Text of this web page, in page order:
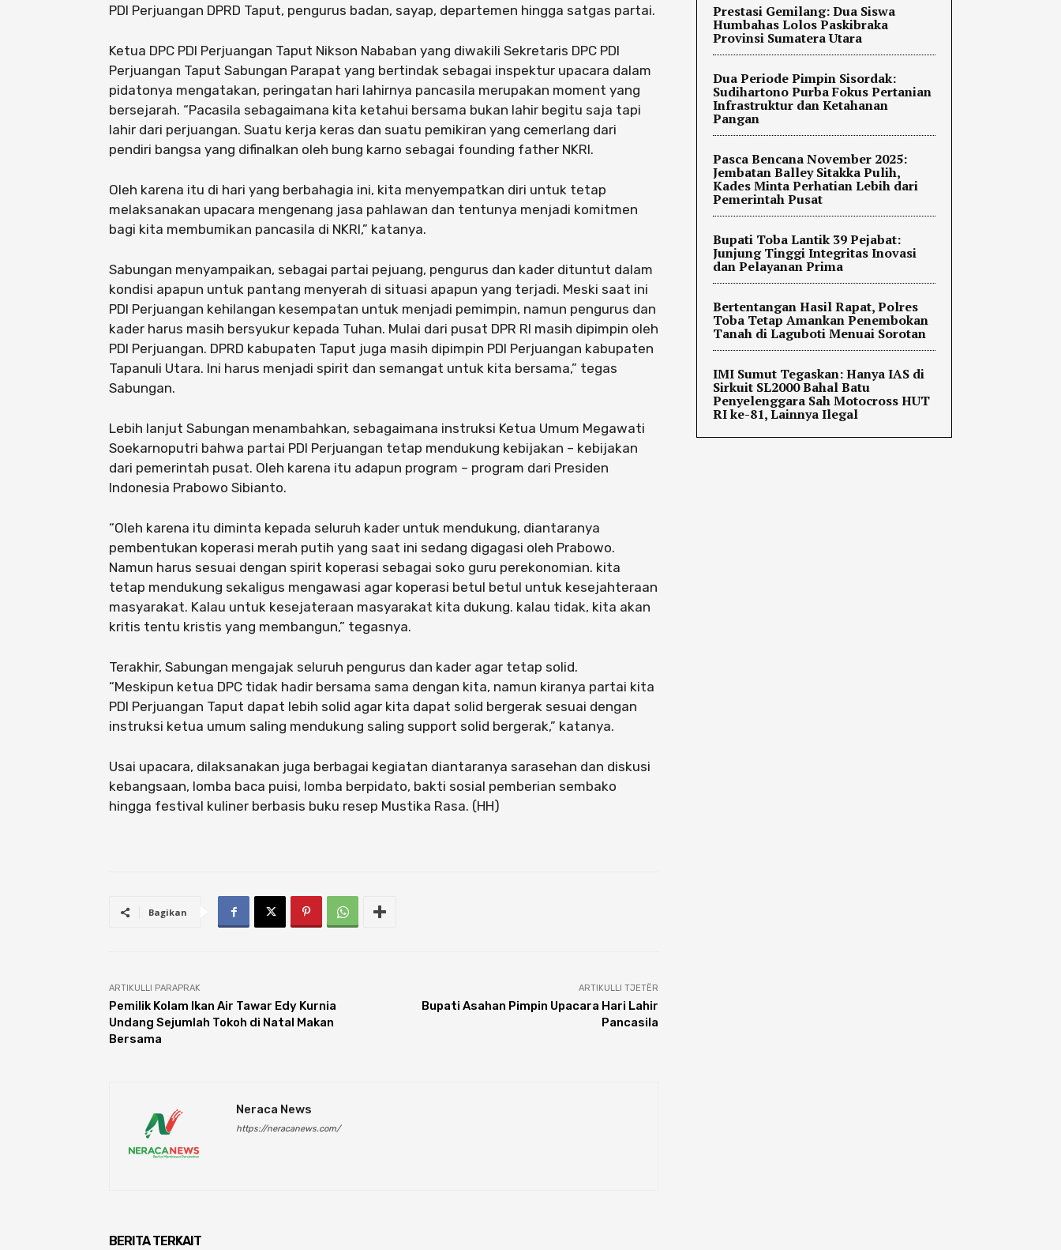
PDI Perjuangan DPRD Taput, pengurus badan, sayap, departemen hingga satgas partai.
Ketua DPC PDI Perjuangan Taput Nikson Nababan yang diwakili Sekretaris DPC PDI
Perjuangan Taput Sabungan Parapat yang bertindak sebagai inspektur upacara dalam
pidatonya mengatakan, peringatan hari lahirnya pancasila merupakan moment yang
bersejarah. “Pacasila sebagaimana kita ketahui bersama bukan lahir begitu saja tapi
lahir dari perjuangan. Suatu kerja keras dan suatu pemikiran yang cemerlang dari
pendiri bangsa yang difinalkan oleh bung karno sebagai founding father NKRI.
Oleh karena itu di hari yang berbahagia ini, kita menyempatkan diri untuk tetap
melaksanakan upacara mengenang jasa pahlawan dan tentunya menjadi komitmen
bagi kita membumikan pancasila di NKRI,” katanya.
Sabungan menyampaikan, sebagai partai pejuang, pengurus dan kader dituntut dalam
kondisi apapun untuk pantang menyerah di situasi apapun yang terjadi. Meski saat ini
PDI Perjuangan kehilangan kesempatan untuk menjadi pemimpin, namun pengurus dan
kader harus masih bersyukur kepada Tuhan. Mulai dari pusat DPR RI masih dipimpin oleh
PDI Perjuangan. DPRD kabupaten Taput juga masih dipimpin PDI Perjuangan kabupaten
Tapanuli Utara. Ini harus menjadi spirit dan semangat untuk kita bersama,” tegas
Sabungan.
Lebih lanjut Sabungan menambahkan, sebagaimana instruksi Ketua Umum Megawati
Soekarnoputri bahwa partai PDI Perjuangan tetap mendukung kebijakan – kebijakan
dari pemerintah pusat. Oleh karena itu adapun program – program dari Presiden
Indonesia Prabowo Sibianto.
“Oleh karena itu diminta kepada seluruh kader untuk mendukung, diantaranya
pembentukan koperasi merah putih yang saat ini sedang digagasi oleh Prabowo.
Namun harus sesuai dengan spirit koperasi sebagai soko guru perekonomian. kita
tetap mendukung sekaligus mengawasi agar koperasi betul betul untuk kesejahteraan
masyarakat. Kalau untuk kesejateraan masyarakat kita dukung. kalau tidak, kita akan
kritis tentu kristis yang membangun,” tegasnya.
Terakhir, Sabungan mengajak seluruh pengurus dan kader agar tetap solid.
“Meskipun ketua DPC tidak hadir bersama sama dengan kita, namun kiranya partai kita
PDI Perjuangan Taput dapat lebih solid agar kita dapat solid bergerak sesuai dengan
instruksi ketua umum saling mendukung saling support solid bergerak,” katanya.
Usai upacara, dilaksanakan juga berbagai kegiatan diantaranya sarasehan dan diskusi
kebangsaan, lomba baca puisi, lomba berpidato, bakti sosial pemberian sembako
hingga festival kuliner berbasis buku resep Mustika Rasa. (HH)
Bagikan
ARTIKULLI PARAPRAK
Pemilik Kolam Ikan Air Tawar Edy Kurnia
Undang Sejumlah Tokoh di Natal Makan
Bersama
ARTIKULLI TJETËR
Bupati Asahan Pimpin Upacara Hari Lahir
Pancasila
Neraca News
https://neracanews.com/
Prestasi Gemilang: Dua Siswa
Humbahas Lolos Paskibraka
Provinsi Sumatera Utara
Dua Periode Pimpin Sisordak:
Sudihartono Purba Fokus Pertanian
Infrastruktur dan Ketahanan
Pangan
Pasca Bencana November 2025:
Jembatan Balley Sitakka Pulih,
Kades Minta Perhatian Lebih dari
Pemerintah Pusat
Bupati Toba Lantik 39 Pejabat:
Junjung Tinggi Integritas Inovasi
dan Pelayanan Prima
Bertentangan Hasil Rapat, Polres
Toba Tetap Amankan Penembokan
Tanah di Laguboti Menuai Sorotan
IMI Sumut Tegaskan: Hanya IAS di
Sirkuit SL2000 Bahal Batu
Penyelenggara Sah Motocross HUT
RI ke-81, Lainnya Ilegal
BERITA TERKAIT